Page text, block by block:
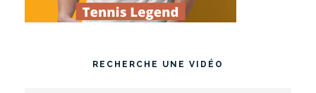
RECHERCHE UNE VIDÉO